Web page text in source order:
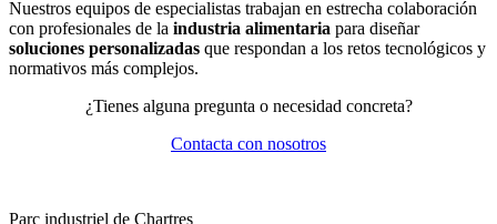
Nuestros equipos de especialistas trabajan en estrecha colaboración
con profesionales de la industria alimentaria para diseñar
soluciones personalizadas que respondan a los retos tecnológicos y
normativos más complejos.
¿Tienes alguna pregunta o necesidad concreta?
Contacta con nosotros
Parc industriel de Chartres